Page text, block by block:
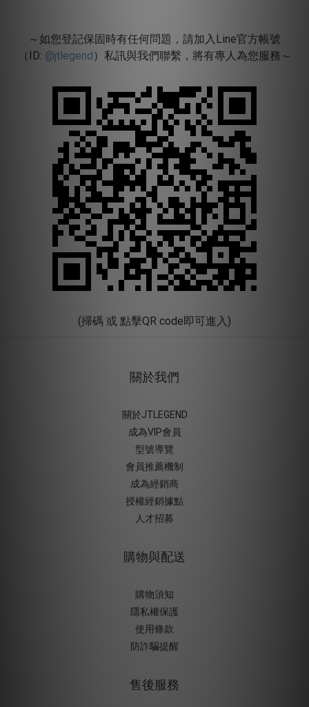
～如您登記保固時有任何問題，請加入Line官方帳號
（ID: @jtlegend）私訊與我們聯繫，將有專人為您服務～
(掃碼 或 點擊QR code即可進入)
關於我們
關於JTLEGEND
成為VIP會員
型號導覽
會員推薦機制
成為經銷商
授權經銷據點
人才招募
購物與配送
購物須知
隱私權保護
使用條款
防詐騙提醒
售後服務